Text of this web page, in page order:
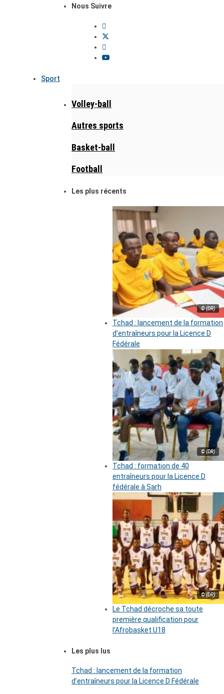
Nous Suivre
Sport
Volley-ball
Autres sports
Basket-ball
Football
Les plus récents
© (DR)
Tchad : lancement de la formation
d’entraîneurs pour la Licence D
Fédérale
© (DR)
Tchad : formation de 40
entraîneurs pour la Licence D
fédérale à Sarh
© (DR)
Le Tchad décroche sa toute
première qualification pour
l’Afrobasket U18
Les plus lus
Tchad : lancement de la formation
d’entraîneurs pour la Licence D Fédérale